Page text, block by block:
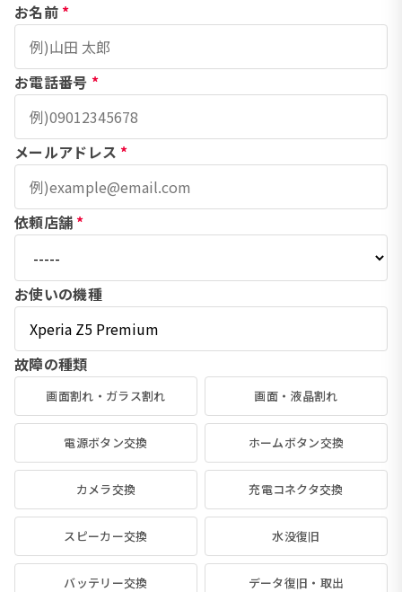
お名前 *
お電話番号 *
メールアドレス *
依頼店舗 *
お使いの機種
故障の種類
画面割れ・ガラス割れ 画面・液晶割れ
電源ボタン交換 ホームボタン交換
カメラ交換 充電コネクタ交換
スピーカー交換 水没復旧
バッテリー交換 データ復旧・取出